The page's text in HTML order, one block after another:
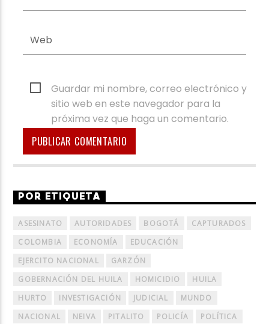
Guardar mi nombre, correo electrónico y
sitio web en este navegador para la
próxima vez que haga un comentario.
POR ETIQUETA
ASESINATO AUTORIDADES BOGOTÁ
CAPTURADOS
COLOMBIA
ECONOMÍA
EDUCACIÓN
EJERCITO NACIONAL
GARZÓN
GOBERNACIÓN DEL HUILA
HOMICIDIO
HUILA
HURTO
INVESTIGACIÓN JUDICIAL
MUNDO
NACIONAL
NEIVA PITALITO POLICÍA POLÍTICA